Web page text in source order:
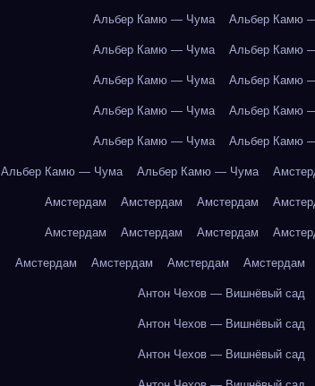
Альбер Камю — Чума Альбер Камю
Альбер Камю — Чума Альбер Камю
Альбер Камю — Чума Альбер Камю
Альбер Камю — Чума Альбер Камю
Альбер Камю — Чума Альбер Камю
Альбер Камю — Чума Альбер Камю — Чума
Амстердам Амстердам Амстердам
Амстердам Амстердам Амстердам
Амстердам Амстердам Амстердам Амстердам
Антон Чехов — Вишнёвый сад
Антон Чехов — Вишнёвый сад
Антон Чехов — Вишнёвый сад